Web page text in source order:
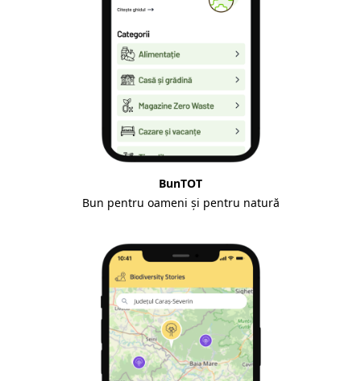
BunTOT
Bun pentru oameni și pentru natură